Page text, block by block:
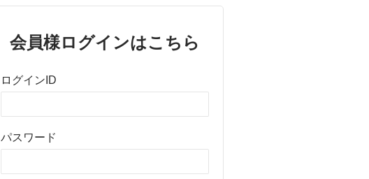
会員様ログインはこちら
ログインID
パスワード